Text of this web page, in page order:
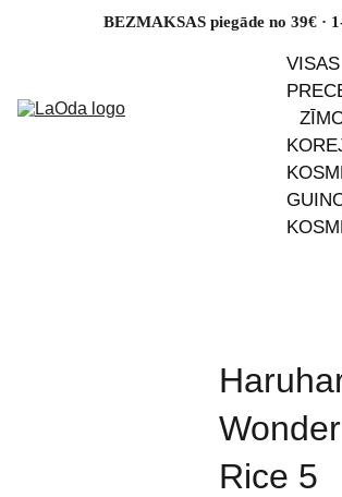
BEZMAKSAS piegāde no 39€ ·
VISAS
Rice 5